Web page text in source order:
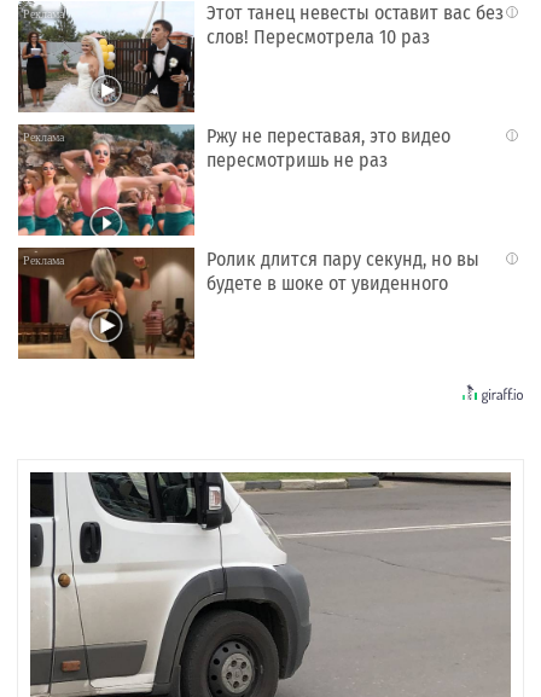
i
Этот танец невесты оставит вас без
слов! Пересмотрела 10 раз
i
Ржу не переставая, это видео
пересмотришь не раз
i
Ролик длится пару секунд, но вы
будете в шоке от увиденного